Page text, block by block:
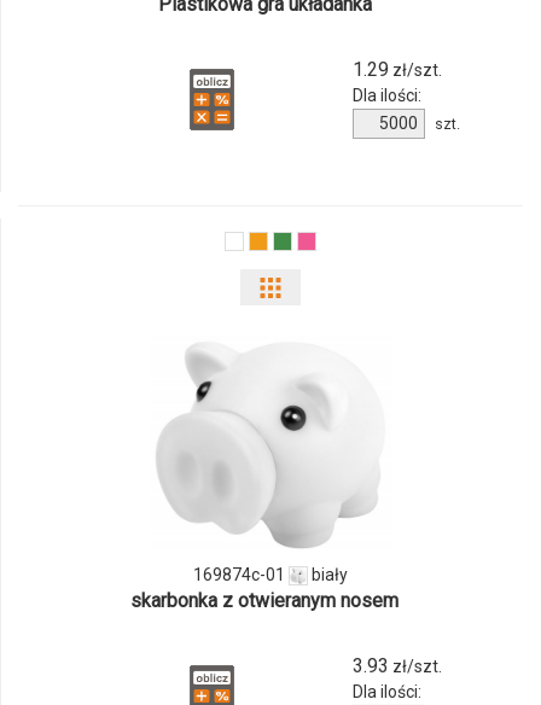
1.29 zł/szt.
Dla ilości:
Ilość
produktu
szt.
ilości
169874c-
01
169874c-01 biały
skarbonka z otwieranym nosem
3.93 zł/szt.
Dla ilości: